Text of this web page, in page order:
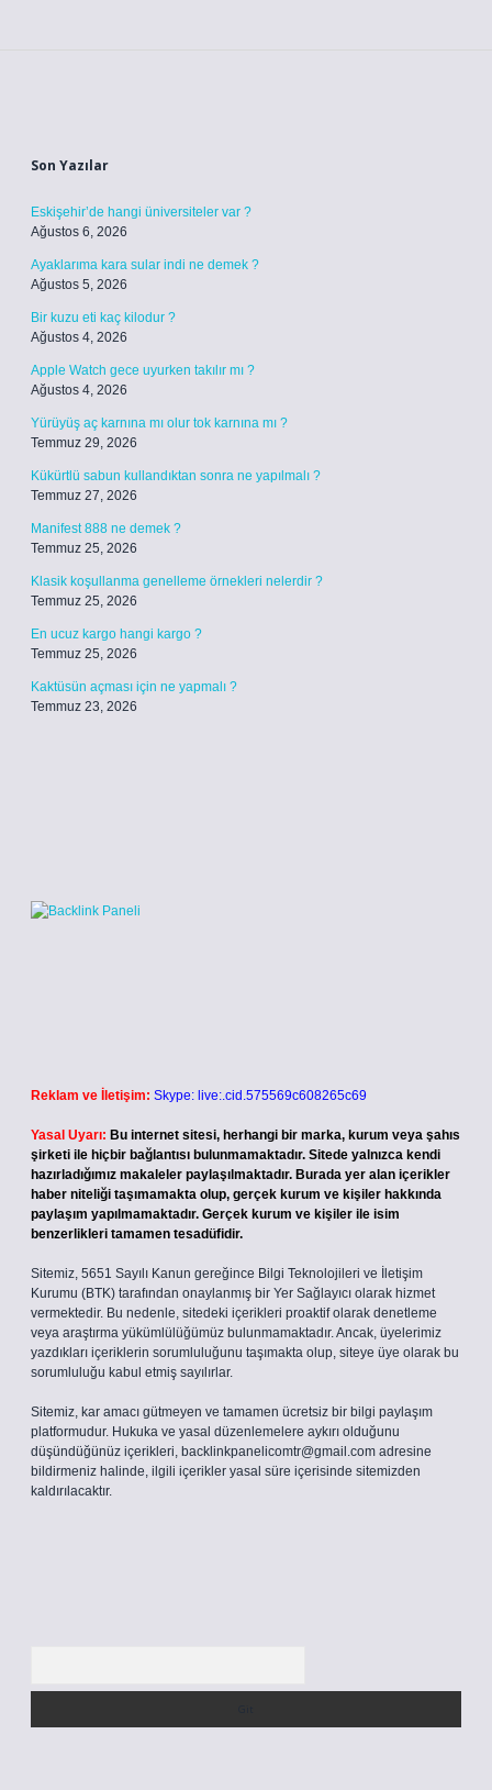
Son Yazılar
Eskişehir’de hangi üniversiteler var ?
Ağustos 6, 2026
Ayaklarıma kara sular indi ne demek ?
Ağustos 5, 2026
Bir kuzu eti kaç kilodur ?
Ağustos 4, 2026
Apple Watch gece uyurken takılır mı ?
Ağustos 4, 2026
Yürüyüş aç karnına mı olur tok karnına mı ?
Temmuz 29, 2026
Kükürtlü sabun kullandıktan sonra ne yapılmalı ?
Temmuz 27, 2026
Manifest 888 ne demek ?
Temmuz 25, 2026
Klasik koşullanma genelleme örnekleri nelerdir ?
Temmuz 25, 2026
En ucuz kargo hangi kargo ?
Temmuz 25, 2026
Kaktüsün açması için ne yapmalı ?
Temmuz 23, 2026
Reklam ve İletişim: Skype: live:.cid.575569c608265c69
Yasal Uyarı: Bu internet sitesi, herhangi bir marka, kurum veya şahıs
şirketi ile hiçbir bağlantısı bulunmamaktadır. Sitede yalnızca kendi
hazırladığımız makaleler paylaşılmaktadır. Burada yer alan içerikler
haber niteliği taşımamakta olup, gerçek kurum ve kişiler hakkında
paylaşım yapılmamaktadır. Gerçek kurum ve kişiler ile isim
benzerlikleri tamamen tesadüfidir.
Sitemiz, 5651 Sayılı Kanun gereğince Bilgi Teknolojileri ve İletişim
Kurumu (BTK) tarafından onaylanmış bir Yer Sağlayıcı olarak hizmet
vermektedir. Bu nedenle, sitedeki içerikleri proaktif olarak denetleme
veya araştırma yükümlülüğümüz bulunmamaktadır. Ancak, üyelerimiz
yazdıkları içeriklerin sorumluluğunu taşımakta olup, siteye üye olarak bu
sorumluluğu kabul etmiş sayılırlar.
Sitemiz, kar amacı gütmeyen ve tamamen ücretsiz bir bilgi paylaşım
platformudur. Hukuka ve yasal düzenlemelere aykırı olduğunu
düşündüğünüz içerikleri, backlinkpanelicomtr@gmail.com adresine
bildirmeniz halinde, ilgili içerikler yasal süre içerisinde sitemizden
kaldırılacaktır.